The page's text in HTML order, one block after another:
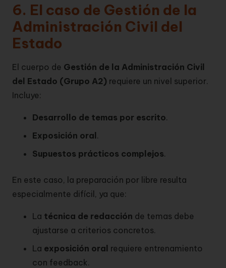
6. El caso de Gestión de la
Administración Civil del
Estado
El cuerpo de Gestión de la Administración Civil
del Estado (Grupo A2) requiere un nivel superior.
Incluye:
Desarrollo de temas por escrito.
Exposición oral.
Supuestos prácticos complejos.
En este caso, la preparación por libre resulta
especialmente difícil, ya que:
La técnica de redacción de temas debe
ajustarse a criterios concretos.
La exposición oral requiere entrenamiento
con feedback.